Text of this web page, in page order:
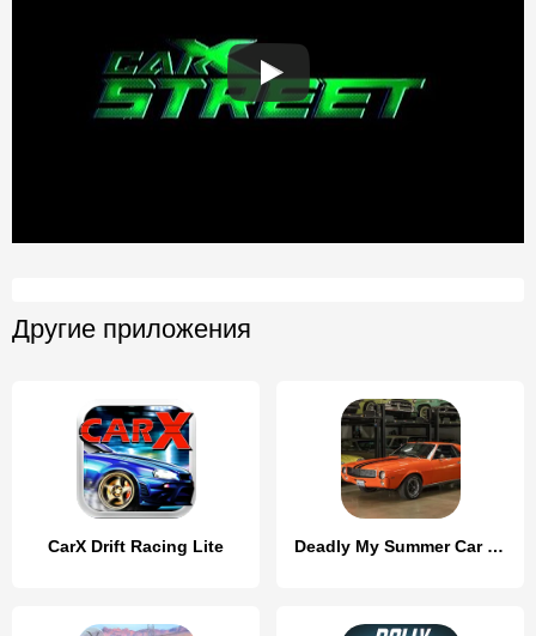
Другие приложения
CarX Drift Racing Lite Deadly My Summer Car Garage